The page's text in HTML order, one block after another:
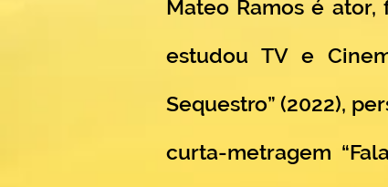
Mateo Ramos é
estudou TV e
Sequestro” (2022),
curta-metragem